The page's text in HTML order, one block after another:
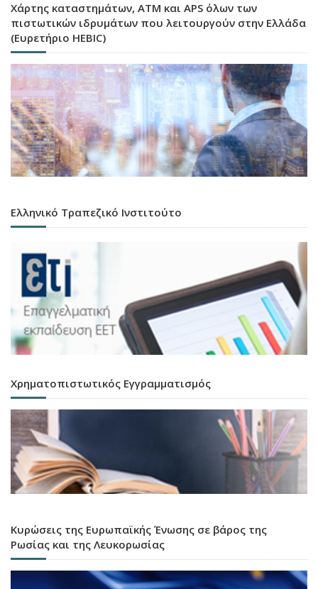
Χάρτης καταστημάτων, ATM και APS όλων των
πιστωτικών ιδρυμάτων που λειτουργούν στην Ελλάδα
(Ευρετήριο HEBIC)
Ελληνικό Τραπεζικό Ινστιτούτο
Χρηματοπιστωτικός Εγγραμματισμός
Κυρώσεις της Ευρωπαϊκής Ένωσης σε βάρος της
Ρωσίας και της Λευκορωσίας